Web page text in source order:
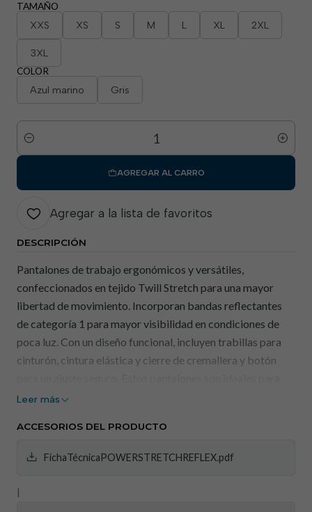
TAMAÑO
XXS XS S M L XL 2XL
3XL
COLOR
Azul marino Gris
Cantidad
AGREGAR AL CARRO
Agregar a la lista de favoritos
DESCRIPCIÓN
Pantalones de trabajo ergonómicos y versátiles,
confeccionados en tejido Twill Stretch para una mayor
libertad de movimiento. Incorporan bandas reflectantes
de categoría 1 para mayor visibilidad en condiciones de
poca luz. Con un diseño funcional, incluyen trabillas para
cinturón, cintura elástica y cierre de cremallera y botón
profesionales que buscan practicidad, con múltiples
métrica y un bolsillo con sistema de bloqueo para guardar
objetos de forma segura.
Características principales
Leer más
ACCESORIOS DEL PRODUCTO
FichaTécnicaPOWERSTRETCHREFLEX.pdf